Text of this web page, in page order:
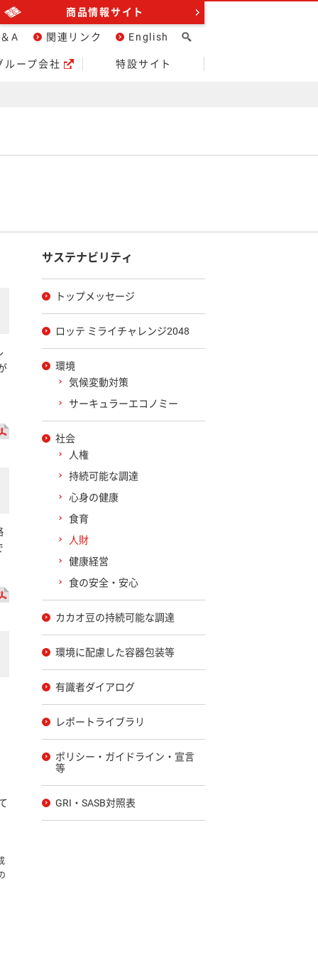
商品情報サイト
A 関連リンク English
ループ会社 特設サイト
サステナビリティ
トップメッセージ
ロッテ ミライチャレンジ2048
環境
気候変動対策
サーキュラーエコノミー
社会
人権
持続可能な調達
心身の健康
食育
人財
健康経営
食の安全・安心
カカオ豆の持続可能な調達
環境に配慮した容器包装等
有識者ダイアログ
レポートライブラリ
ポリシー・ガイドライン・宣言
等
GRI・SASB対照表